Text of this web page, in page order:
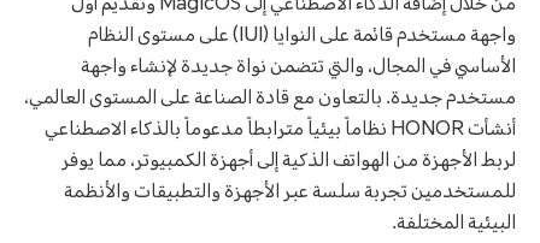
واجهة مستخدم قائمة على النوايا (IUI) على مستوى النظام
الأساسي في المجال، والتي تتضمن نواة جديدة لإنشاء واجهة
مستخدم جديدة. بالتعاون مع قادة الصناعة على المستوى العالمي،
أنشأت HONOR نظاماً بيئياً مترابطاً مدعوماً بالذكاء الاصطناعي
لربط الأجهزة من الهواتف الذكية إلى أجهزة الكمبيوتر، مما يوفر
للمستخدمين تجربة سلسة عبر الأجهزة والتطبيقات والأنظمة
البيئية المختلفة.